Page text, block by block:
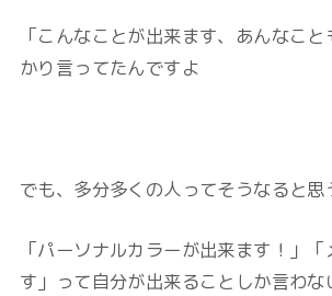
「こんなことが出来ます、あんなこ
かり言ってたんですよ
でも、多分多くの人ってそうなると思
「パーソナルカラーが出来ます！」
す」って自分が出来ることしか言わな